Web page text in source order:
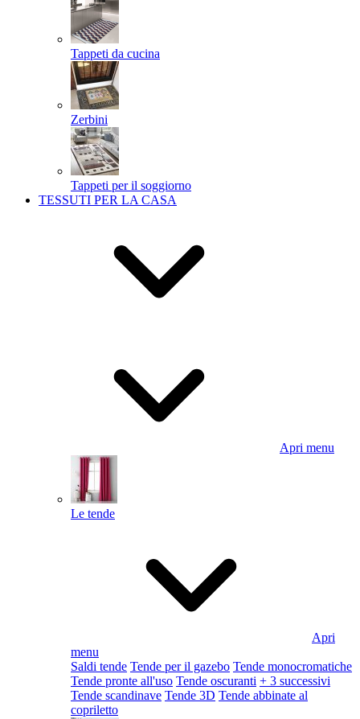
Tappeti da cucina
Zerbini
Tappeti per il soggiorno
TESSUTI PER LA CASA
Apri menu
Le tende
Apri
menu
Saldi tende Tende per il gazebo Tende monocromatiche
Tende pronte all'uso Tende oscuranti + 3 successivi
Tende scandinave Tende 3D Tende abbinate al
copriletto